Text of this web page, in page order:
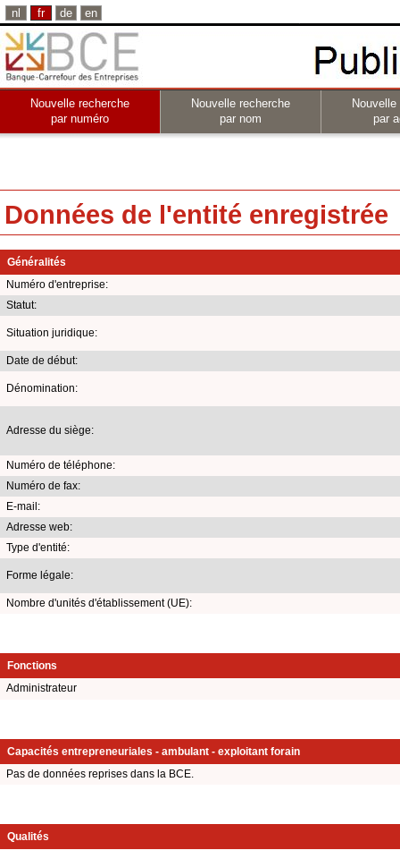
nl fr de en
Nouvelle recherche
par numéro
Nouvelle recherche
par nom
par
Données de l'entité enregistrée
Généralités
Numéro d'entreprise:
Statut:
Situation juridique:
Date de début:
Dénomination:
Adresse du siège:
Numéro de téléphone:
Numéro de fax:
E-mail:
Adresse web:
Type d'entité:
Forme légale:
Nombre d'unités d'établissement (UE):
Fonctions
Administrateur
Capacités entrepreneuriales - ambulant - exploitant forain
Pas de données reprises dans la BCE.
Qualités